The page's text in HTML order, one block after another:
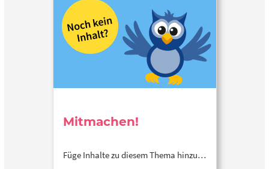
Mitmachen!
Füge Inhalte zu diesem Thema hinzu…